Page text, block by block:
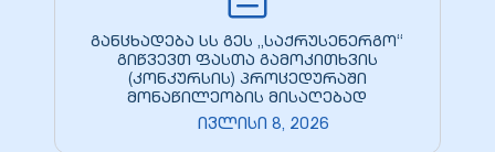
განცხადება სს გეს „საქრუსენერგო“
გიწვევთ ფასთა გამოკითხვის
(კონკურსის) პროცედურაში
მონაწილეობის მისაღებად
ივლისი 8, 2026